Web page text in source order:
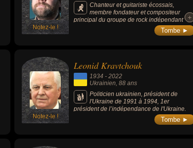
Notez-le !
Chanteur et guitariste écossais,
membre fondateur et compositeur
principal du groupe de rock indépendant
Frightened Rabbit, avec qui il a enregistré 5
+
+
Tombe ►
Notez-le !
Leonid Kravtchouk
1934 -2022
Ukrainien, 88 ans
Politicien ukrainien, président de
l'Ukraine de 1991 à 1994, 1er
président de l’indépendance de l'Ukraine.
Tombe ►